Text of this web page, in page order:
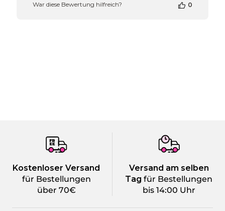
Inhabers
War diese Bewertung hilfreich? 0
Kostenloser Versand
für Bestellungen
über 70€
Versand am selben
Tag für Bestellungen
bis 14:00 Uhr